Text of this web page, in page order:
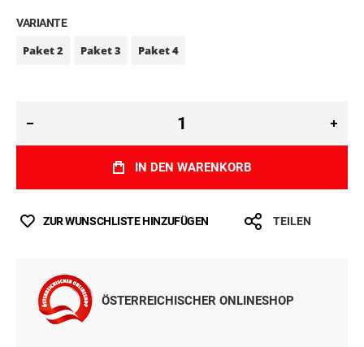
VARIANTE
Paket 2 Paket 3 Paket 4
IN DEN WARENKORB
ZUR WUNSCHLISTE HINZUFÜGEN TEILEN
ÖSTERREICHISCHER ONLINESHOP